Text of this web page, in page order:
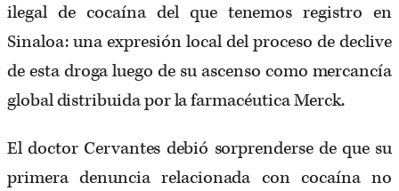
ilegal de cocaína del que tenemos registro en
Sinaloa: una expresión local del proceso de declive
de esta droga luego de su ascenso como mercancía
global distribuida por la farmacéutica Merck.
El doctor Cervantes debió sorprenderse de que su
primera denuncia relacionada con cocaína no